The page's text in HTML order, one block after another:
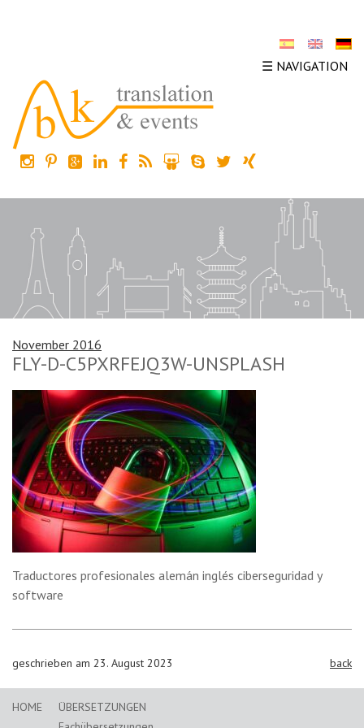
☰ NAVIGATION
November 2016
FLY-D-C5PXRFEJQ3W-UNSPLASH
Traductores profesionales alemán inglés ciberseguridad y
software
geschrieben am 23. August 2023 back
HOME
ÜBERSETZUNGEN